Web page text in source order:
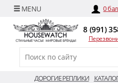
0
8 (991)
ДОРОГИЕ РЕПЛИКИ